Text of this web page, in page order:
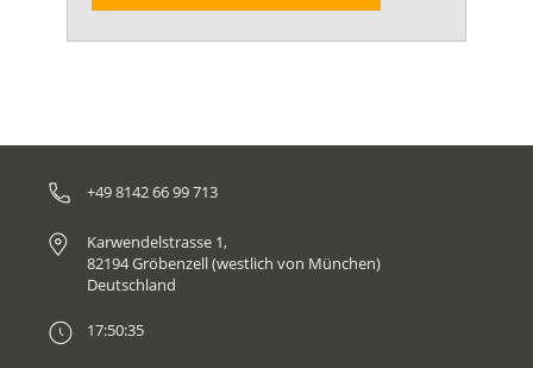
+49 8142 66 99 713
Karwendelstrasse 1,
82194 Gröbenzell (westlich von München)
Deutschland
17:50:35